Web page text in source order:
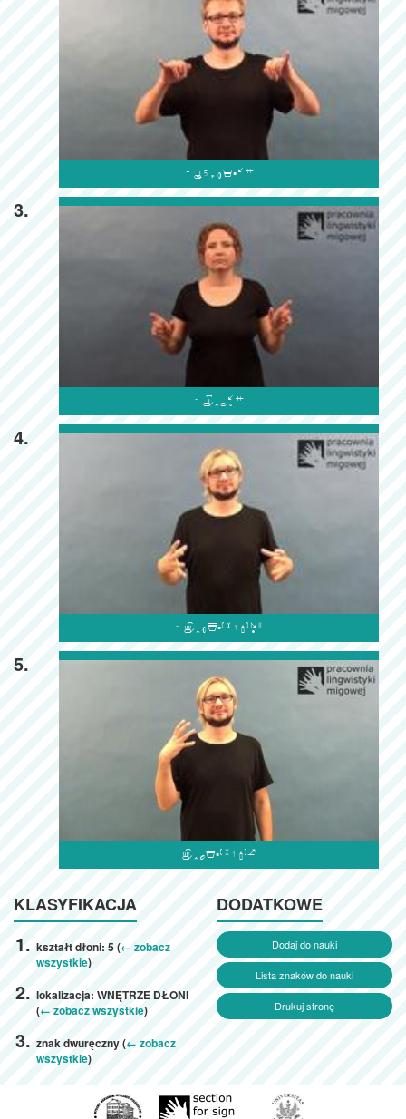

3.

4.

5.

KLASYFIKACJA
kształt dłoni: 5 (← zobacz
wszystkie)
lokalizacja: WNĘTRZE DŁONI
(← zobacz wszystkie)
znak dwuręczny (← zobacz
wszystkie)
DODATKOWE
Dodaj do nauki
Lista znaków do nauki
Drukuj stronę